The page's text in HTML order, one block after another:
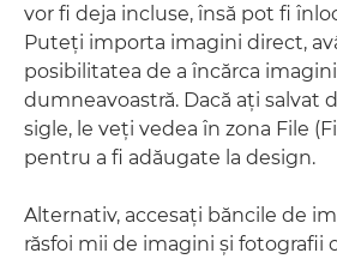
vor fi deja incluse, însă pot fi
Puteţi importa imagini direct,
posibilitatea de a încărca
dumneavoastră. Dacă aţi salvat
sigle, le veţi vedea în zona File
pentru a fi adăugate la design.
Alternativ, accesaţi băncile de
răsfoi mii de imagini şi fotografii